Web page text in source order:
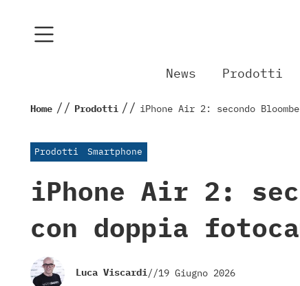
News Prodotti
Home // Prodotti // iPhone Air 2: secondo
Prodotti Smartphone
iPhone Air 2:
con doppia
Luca Viscardi//19 Giugno 2026